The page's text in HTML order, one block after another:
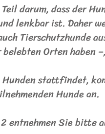
darum, dass der
lenkbar ist. Daher
Tierschutzhunde
Orten haben
stattfindet,
Hunde an.
entnehmen Sie bitte